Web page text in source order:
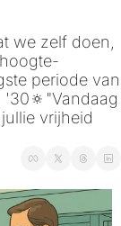
we zelf doen,
periode van
vrijheid